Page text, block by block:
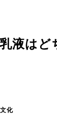
液は
化